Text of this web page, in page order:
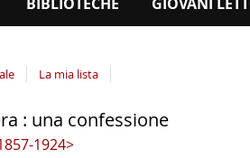
La mia lista
: una confessione
1924>